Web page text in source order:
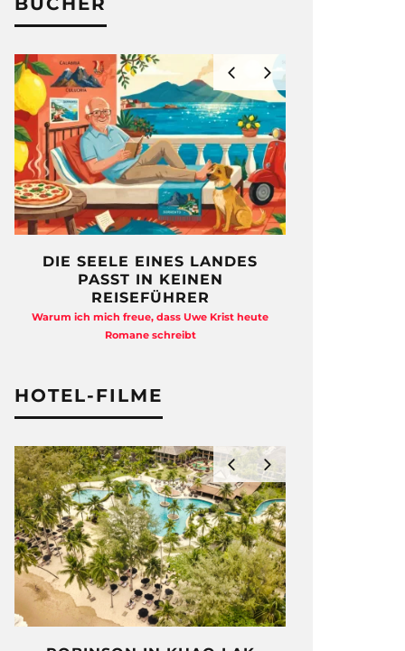
DIE SEELE EINES LANDES
PASST IN KEINEN
REISEFÜHRER
Warum ich mich freue, dass Uwe Krist heute
Romane schreibt
HOTEL-FILME